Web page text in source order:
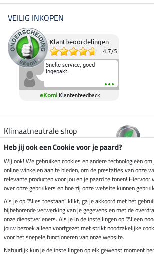
VEILIG INKOPEN
Klantbeoordelingen
4.7/5
Snelle service, goed
ingepakt.
eKomi Klantenfeedback
Klimaatneutrale shop
Verzending per
Veilig betalen met
Impressum
Heb jij ook een Cookie voor je paard?
Wij ook! We gebruiken cookies en andere technologieën
online winkelen aan te bieden, om de prestaties van onze
relevante producten voor jou en je paard te tonen! Hiervoor
over onze gebruikers en hoe zij onze website kunnen
Als je op "Alles toestaan" klikt, ga je akkoord met het
bijbehorende verwerking van je gegevens en met de
onze dienstverleners. Als je in de instellingen op "Alleen
jouw bezoek alleen voortgezet met strikt noodzakelijke
voor het soepele functioneren van onze website.
Natuurlijk kun je de instellingen op elk gewenst moment